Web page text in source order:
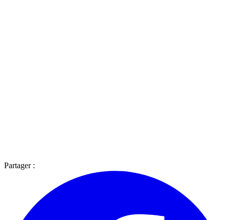
Partager :